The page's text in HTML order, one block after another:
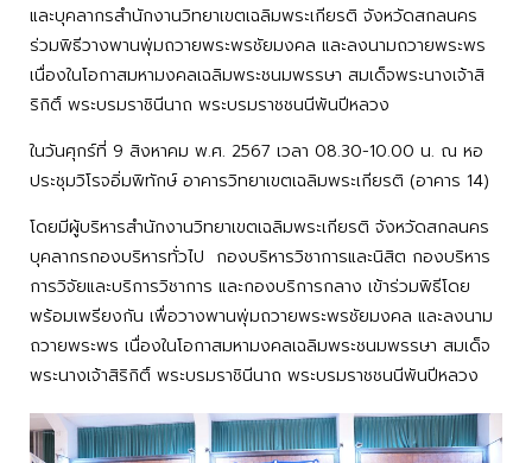
และบุคลากรสำนักงานวิทยาเขตเฉลิมพระเกียรติ จังหวัดสกลนคร
ร่วมพิธีวางพานพุ่มถวายพระพรชัยมงคล และลงนามถวายพระพร
เนื่องในโอกาสมหามงคลเฉลิมพระชนมพรรษา สมเด็จพระนางเจ้าสิ
ริกิติ์ พระบรมราชินีนาถ พระบรมราชชนนีพันปีหลวง
ในวันศุกร์ที่ 9 สิงหาคม พ.ศ. 2567 เวลา 08.30-10.00 น. ณ หอ
ประชุมวิโรจอิ่มพิทักษ์ อาคารวิทยาเขตเฉลิมพระเกียรติ (อาคาร 14)
โดยมีผู้บริหารสำนักงานวิทยาเขตเฉลิมพระเกียรติ จังหวัดสกลนคร
บุคลากรกองบริหารทั่วไป กองบริหารวิชาการและนิสิต กองบริหาร
การวิจัยและบริการวิชาการ และกองบริการกลาง เข้าร่วมพิธีโดย
พร้อมเพรียงกัน เพื่อวางพานพุ่มถวายพระพรชัยมงคล และลงนาม
ถวายพระพร เนื่องในโอกาสมหามงคลเฉลิมพระชนมพรรษา สมเด็จ
พระนางเจ้าสิริกิติ์ พระบรมราชินีนาถ พระบรมราชชนนีพันปีหลวง